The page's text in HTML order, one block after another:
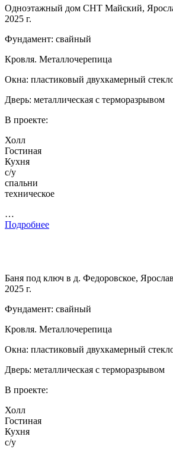
Одноэтажный дом СНТ Майский,
2025 г.
Фундамент: свайный
Кровля. Металлочерепица
Окна: пластиковый двухкамерный
Дверь: металлическая с терморазрывом
В проекте:
Холл
Гостиная
Кухня
с/у
спальни
техническое
…
Подробнее
Баня под ключ в д. Федоровское,
2025 г.
Фундамент: свайный
Кровля. Металлочерепица
Окна: пластиковый двухкамерный
Дверь: металлическая с терморазрывом
В проекте:
Холл
Гостиная
Кухня
с/у